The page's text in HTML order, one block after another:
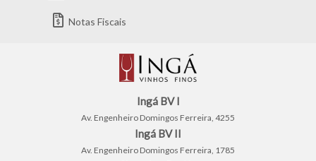
Notas Fiscais
Ingá BV I
Av. Engenheiro Domingos Ferreira, 4255
Ingá BV II
Av. Engenheiro Domingos Ferreira, 1785